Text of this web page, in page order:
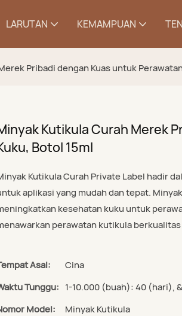
LARUTAN KEMAMPUAN
Pribadi dengan Kuas untuk
Kutikula Curah Merek
Botol 15ml
Kutikula Curah Private Label hadir
aplikasi yang mudah dan tepat.
kesehatan kuku untuk
perawatan kutikula
Asal:
Cina
Tunggu: 1-10.000 (buah): 40 (hari),
Model:
Minyak Kutikula